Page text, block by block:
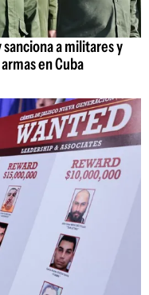
a militares y
en Cuba